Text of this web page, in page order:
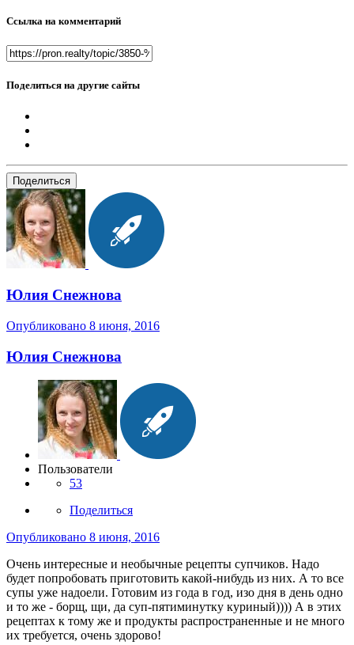
Ссылка на комментарий
Поделиться на другие сайты
Поделиться
Юлия Снежнова
Опубликовано 8 июня, 2016
Юлия Снежнова
Пользователи
53
Поделиться
Опубликовано 8 июня, 2016
Очень интересные и необычные рецепты супчиков. Надо
будет попробовать приготовить какой-нибудь из них. А то все
супы уже надоели. Готовим из года в год, изо дня в день одно
и то же - борщ, щи, да суп-пятиминутку куриный)))) А в этих
рецептах к тому же и продукты распространенные и не много
их требуется, очень здорово!